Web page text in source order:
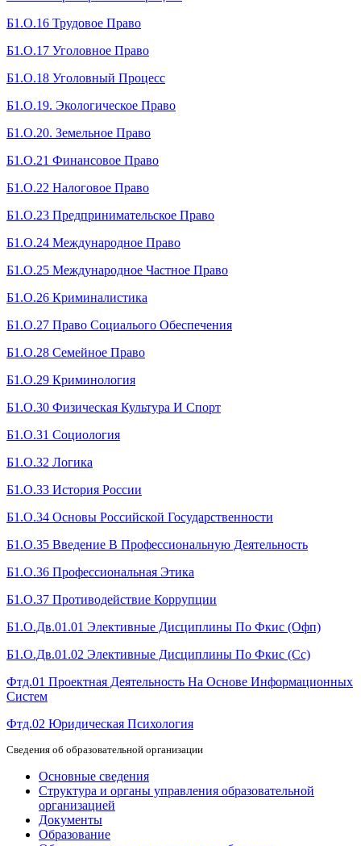
Б1.О.16 Трудовое Право
Б1.О.17 Уголовное Право
Б1.О.18 Уголовный Процесс
Б1.О.19. Экологическое Право
Б1.О.20. Земельное Право
Б1.О.21 Финансовое Право
Б1.О.22 Налоговое Право
Б1.О.23 Предпринимательское Право
Б1.О.24 Международное Право
Б1.О.25 Международное Частное Право
Б1.О.26 Криминалистика
Б1.О.27 Право Социалього Обеспечения
Б1.О.28 Семейное Право
Б1.О.29 Криминология
Б1.О.30 Физическая Культура И Спорт
Б1.О.31 Социология
Б1.О.32 Логика
Б1.О.33 История России
Б1.О.34 Основы Российской Государственности
Б1.О.35 Введение В Профессиональную Деятельность
Б1.О.36 Профессиональная Этика
Б1.О.37 Противодействие Коррупции
Б1.О.Дв.01.01 Элективные Дисциплины По Фкис (Офп)
Б1.О.Дв.01.02 Элективные Дисциплины По Фкис (Сс)
Фтд.01 Проектная Деятельность На Основе Информационных
Систем
Фтд.02 Юридическая Психология
Сведения об образовательной организации
Основные сведения
Структура и органы управления образовательной
организацией
Документы
Образование